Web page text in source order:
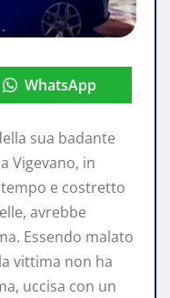
WhatsApp
sua badante
Vigevano, in
tempo e costretto
avrebbe
Essendo malato
vittima non ha
uccisa con un